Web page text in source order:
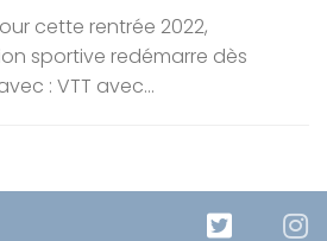
cette rentrée 2022,
sportive redémarre dès
: VTT avec...